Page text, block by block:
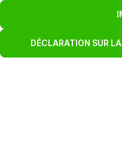
DÉCLARATION SUR